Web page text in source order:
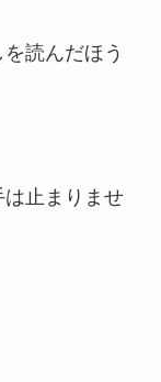
読んだほう
は止まりませ